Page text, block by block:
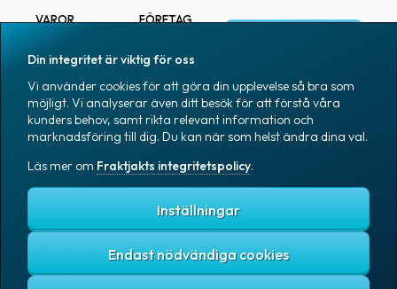
VAROR
Märkning
Emballage
Emballagetillbehör
Kontorsvaror
FÖRETAG
Pressrum
Medarbetare
Jobb & karriär
Nyhetsarkiv
Blogg
Skapa konto
Fraktjakts integritetspolicy
Allmänna villkor
Din integritet är viktig för oss
Vi använder cookies för att göra din upplevelse så bra som
möjligt. Vi analyserar även ditt besök för att förstå våra
kunders behov, samt rikta relevant information och
marknadsföring till dig. Du kan när som helst ändra dina val.
Läs mer om Fraktjakts integritetspolicy.
Inställningar
Endast nödvändiga cookies